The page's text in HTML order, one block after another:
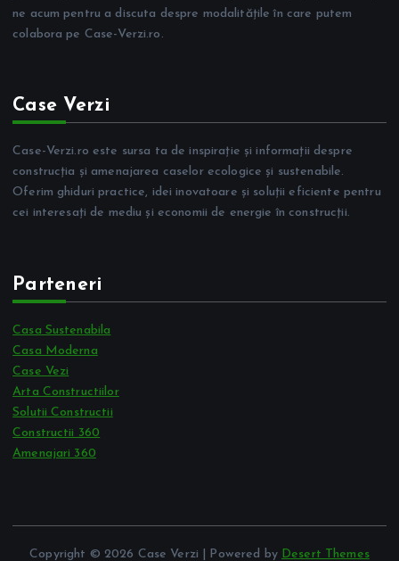
ne acum pentru a discuta despre modalitățile în care putem
colabora pe Case-Verzi.ro.
Case Verzi
Case-Verzi.ro este sursa ta de inspirație și informații despre
construcția și amenajarea caselor ecologice și sustenabile.
Oferim ghiduri practice, idei inovatoare și soluții eficiente pentru
cei interesați de mediu și economii de energie în construcții.
Parteneri
Casa Sustenabila
Casa Moderna
Case Vezi
Arta Constructiilor
Solutii Constructii
Constructii 360
Amenajari 360
Copyright © 2026 Case Verzi | Powered by Desert Themes